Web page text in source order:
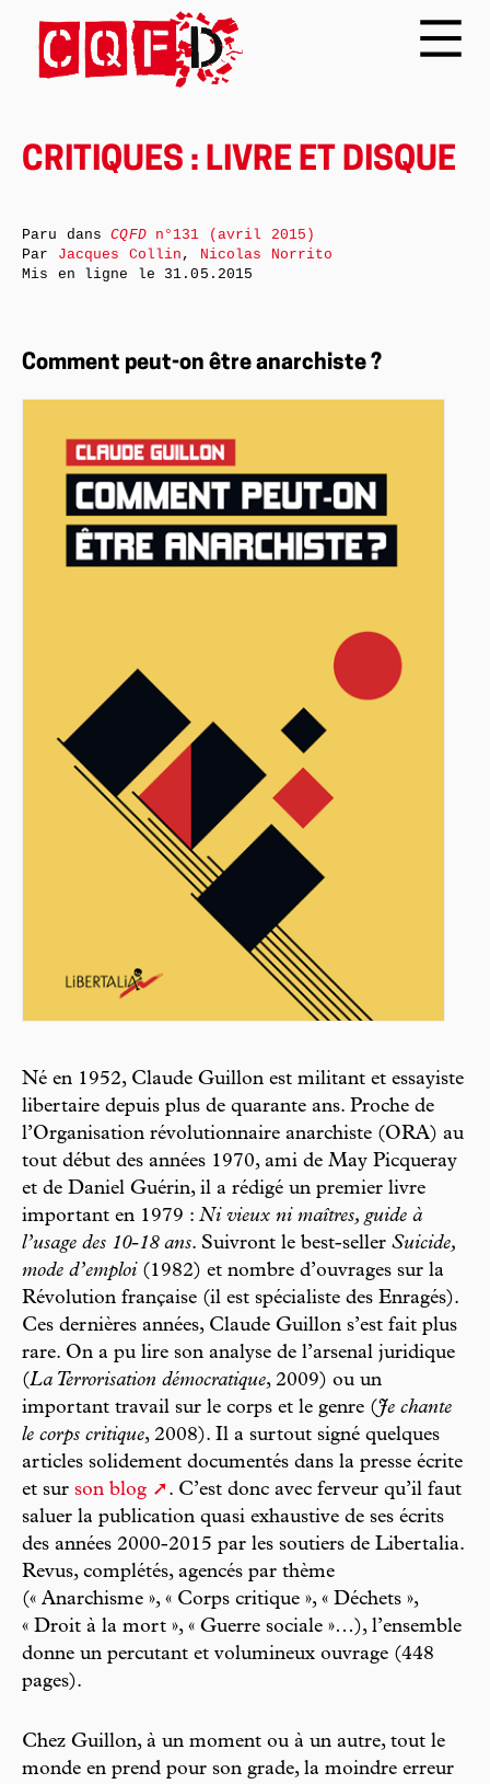
CRITIQUES : LIVRE ET DISQUE
Comment peut-on être anarchiste ?
Né en 1952, Claude Guillon est militant et essayiste
libertaire depuis plus de quarante ans. Proche de
l’Organisation révolutionnaire anarchiste (ORA) au
tout début des années 1970, ami de May Picqueray
et de Daniel Guérin, il a rédigé un premier livre
important en 1979 : Ni vieux ni maîtres, guide à
l’usage des 10-18 ans. Suivront le best-seller Suicide,
mode d’emploi (1982) et nombre d’ouvrages sur la
Révolution française (il est spécialiste des Enragés).
Ces dernières années, Claude Guillon s’est fait plus
rare. On a pu lire son analyse de l’arsenal juridique
(La Terrorisation démocratique, 2009) ou un
important travail sur le corps et le genre (Je chante
le corps critique, 2008). Il a surtout signé quelques
articles solidement documentés dans la presse écrite
et sur son blog
. C’est donc avec ferveur qu’il faut
saluer la publication quasi exhaustive de ses écrits
des années 2000-2015 par les soutiers de Libertalia.
Revus, complétés, agencés par thème
(« Anarchisme », « Corps critique », « Déchets »,
« Droit à la mort », « Guerre sociale »…), l’ensemble
donne un percutant et volumineux ouvrage (448
pages).
Chez Guillon, à un moment ou à un autre, tout le
monde en prend pour son grade, la moindre erreur
Paru dansCQFDn°131 (avril 2015)
Par Jacques Collin , Nicolas Norrito
Mis en ligne le 31.05.2015